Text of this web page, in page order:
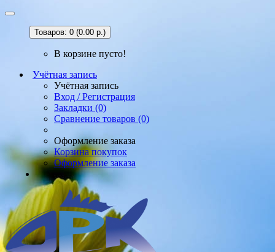
Товаров: 0 (0.00 р.)
В корзине пусто!
Учётная запись
Учётная запись
Вход / Регистрация
Закладки (0)
Сравнение товаров (0)
Оформление заказа
Корзина покупок
Оформление заказа